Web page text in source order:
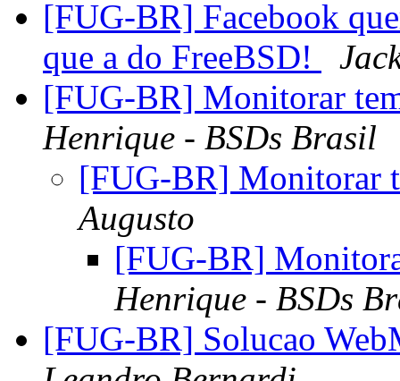
[FUG-BR] Facebook
que a do FreeBSD!
[FUG-BR] Monitorar
Henrique - BSDs Brasil
[FUG-BR] Monitorar
Augusto
[FUG-BR]
Henrique - BSDs
[FUG-BR] Solucao